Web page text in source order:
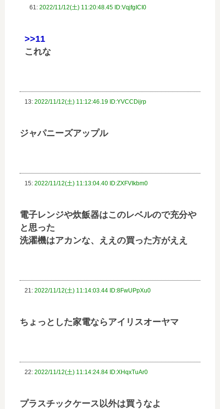
61: 2022/11/12(土) 11:20:48.45 ID:VqjfgICI0
>>11
これな
13: 2022/11/12(土) 11:12:46.19 ID:YVCCDijrp
ジャパニーズアップル
15: 2022/11/12(土) 11:13:04.40 ID:ZXFVIkbm0
電子レンジや炊飯器はこのレベルので充分や
と思った
洗濯機はアカンな、ええの買った方がええ
21: 2022/11/12(土) 11:14:03.44 ID:8FwUPpXu0
ちょっとした家電ならアイリスオーヤマ
22: 2022/11/12(土) 11:14:24.84 ID:XHqxTuAr0
プラスチックケース以外は買うなよ